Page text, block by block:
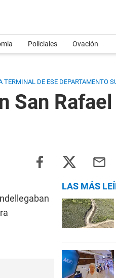
Policiales Ovación
DE ESE DEPARTAMENTO
San
LAS MÁS